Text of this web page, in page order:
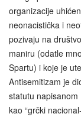
organizacije
neonacistička i
pozivaju na
maniru (odatle
Spartu) i koje je
Antisemitizam je
statutu
kao “grčki